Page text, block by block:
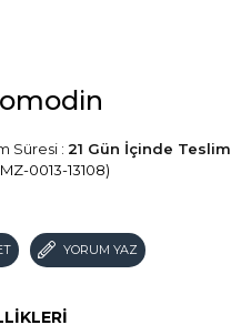
Süresi : 21 Gün İçinde Teslim
0013-13108)
YORUM YAZ